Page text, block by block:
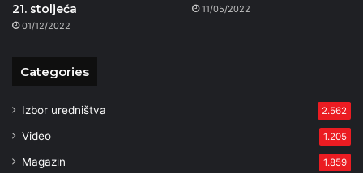
21. stoljeća
01/12/2022
11/05/2022
Categories
Izbor uredništva 2.562
Video 1.205
Magazin 1.859